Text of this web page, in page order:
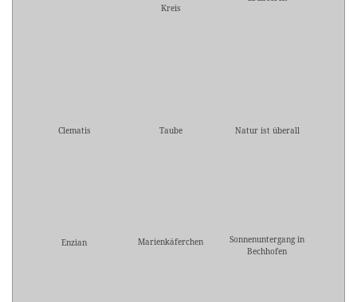
Kreis
Clematis Taube Natur ist überall
Enzian Marienkäferchen
Sonnenuntergang in
Bechhofen